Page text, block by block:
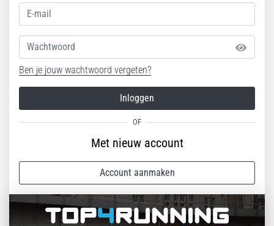
Wachtwoord
Ben je jouw wachtwoord vergeten?
Inloggen
Met nieuw account
Account aanmaken